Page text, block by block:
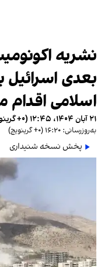
نشریه
بعدی
اسلامی اقدام
۲۱ آبان ۱۴۰۴، ۱۲:۴۵ (‎+۰ گرینویچ)
به‌روزرسانی: ۱۶:۲۰ (‎+۰ گرینویچ)
پخش نسخه شنیداری